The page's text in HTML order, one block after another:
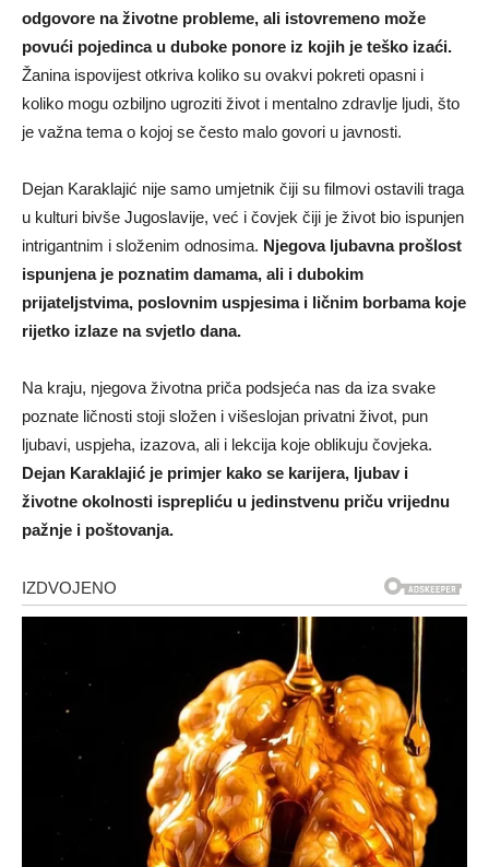
odgovore na životne probleme, ali istovremeno može
povući pojedinca u duboke ponore iz kojih je teško izaći.
Žanina ispovijest otkriva koliko su ovakvi pokreti opasni i
koliko mogu ozbiljno ugroziti život i mentalno zdravlje ljudi, što
je važna tema o kojoj se često malo govori u javnosti.
Dejan Karaklajić nije samo umjetnik čiji su filmovi ostavili traga
u kulturi bivše Jugoslavije, već i čovjek čiji je život bio ispunjen
intrigantnim i složenim odnosima. Njegova ljubavna prošlost
ispunjena je poznatim damama, ali i dubokim
prijateljstvima, poslovnim uspjesima i ličnim borbama koje
rijetko izlaze na svjetlo dana.
Na kraju, njegova životna priča podsjeća nas da iza svake
poznate ličnosti stoji složen i višeslojan privatni život, pun
ljubavi, uspjeha, izazova, ali i lekcija koje oblikuju čovjeka.
Dejan Karaklajić je primjer kako se karijera, ljubav i
životne okolnosti isprepliću u jedinstvenu priču vrijednu
pažnje i poštovanja.